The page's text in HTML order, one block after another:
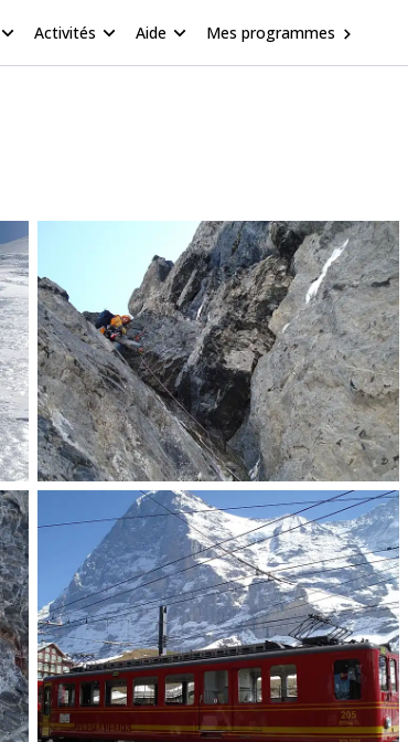
Activités Aide Mes programmes